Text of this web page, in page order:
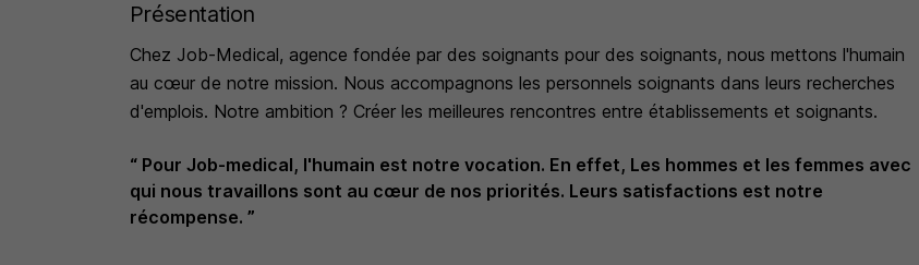
Présentation
Chez Job-Medical, agence fondée par des soignants pour des soignants, nous mettons l'humain
au cœur de notre mission. Nous accompagnons les personnels soignants dans leurs recherches
d'emplois. Notre ambition ? Créer les meilleures rencontres entre établissements et soignants.
“ Pour Job-medical, l'humain est notre vocation. En effet, Les hommes et les femmes avec
qui nous travaillons sont au cœur de nos priorités. Leurs satisfactions est notre
récompense. ”